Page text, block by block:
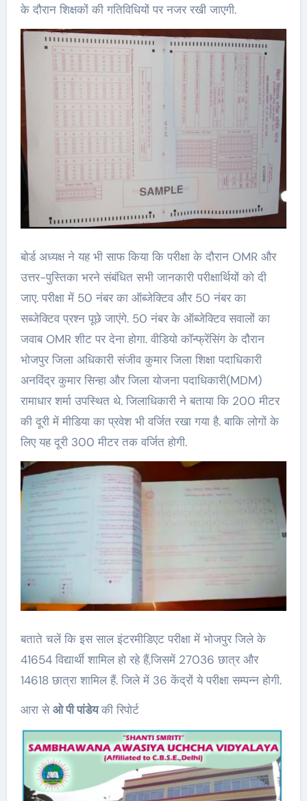
के दौरान शिक्षकों की गतिविधियों पर नजर रखी जाएगी.
बोर्ड अध्यक्ष ने यह भी साफ किया कि परीक्षा के दौरान OMR और
उत्तर-पुस्तिका भरने संबंधित सभी जानकारी परीक्षार्थियों को दी
जाए. परीक्षा में 50 नंबर का ऑब्जेक्टिव और 50 नंबर का
सब्जेक्टिव प्रश्न पूछे जाएंगे. 50 नंबर के ऑब्जेक्टिव सवालों का
जवाब OMR शीट पर देना होगा. वीडियो कॉन्फ्रेंसिंग के दौरान
भोजपुर जिला अधिकारी संजीव कुमार जिला शिक्षा पदाधिकारी
अनविंद्र कुमार सिन्हा और जिला योजना पदाधिकारी(MDM)
रामाधार शर्मा उपस्थित थे. जिलाधिकारी ने बताया कि 200 मीटर
की दूरी में मीडिया का प्रवेश भी वर्जित रखा गया है. बाकि लोगों के
लिए यह दूरी 300 मीटर तक वर्जित होगी.
बताते चलें कि इस साल इंटरमीडिएट परीक्षा में भोजपुर जिले के
41654 विद्यार्थी शामिल हो रहे हैं,जिसमें 27036 छात्र और
14618 छात्रा शामिल हैं. जिले में 36 केंद्रों ये परीक्षा सम्पन्न होगी.
आरा सेओ पी पांडेयकी रिपोर्ट